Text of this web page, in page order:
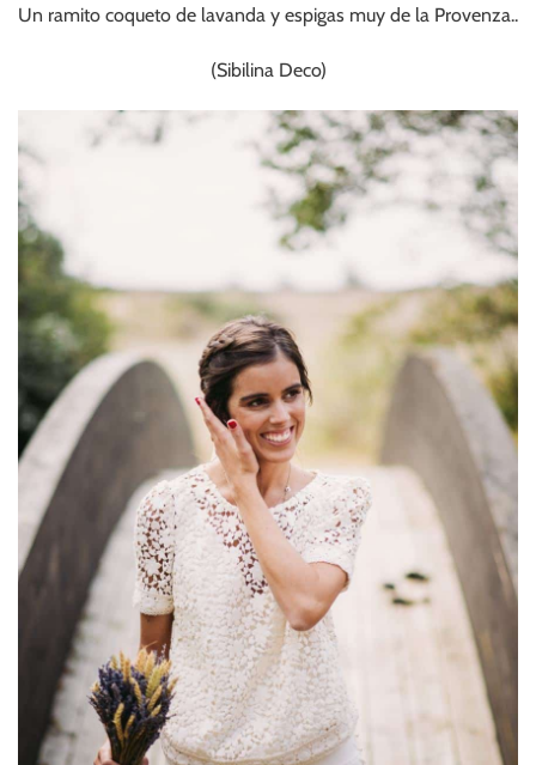
Un ramito coqueto de lavanda y espigas muy de la Provenza..
(Sibilina Deco)